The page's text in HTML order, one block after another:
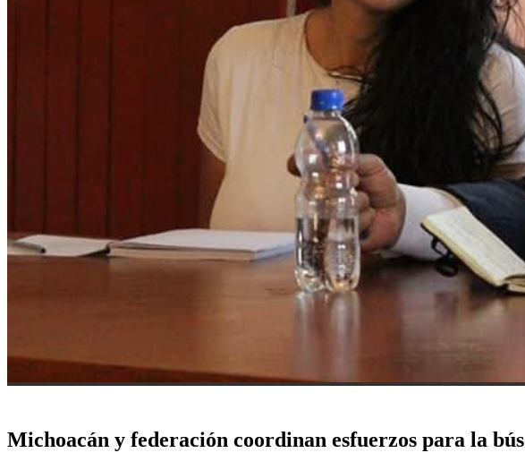
Michoacán y federación coordinan esfuerzos para la